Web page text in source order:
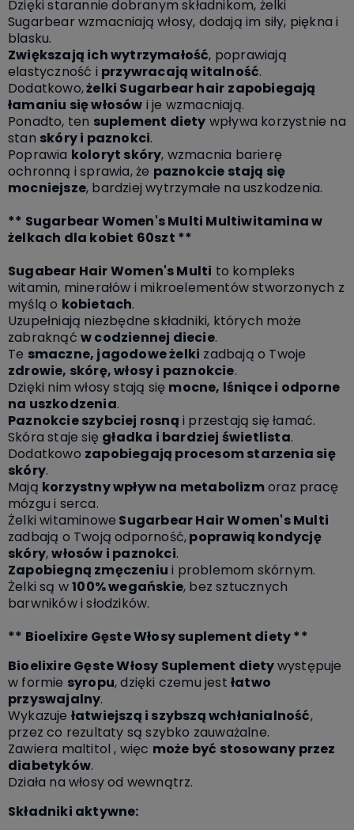
Dzięki starannie dobranym składnikom, żelki
Sugarbear wzmacniają włosy, dodają im siły, piękna i
blasku.
Zwiększają ich wytrzymałość, poprawiają
elastyczność i przywracają witalność.
Dodatkowo,żelki Sugarbear hair zapobiegają
łamaniu się włosów i je wzmacniają.
Ponadto, ten suplement diety wpływa korzystnie na
stan skóry i paznokci.
Poprawia koloryt skóry, wzmacnia barierę
ochronną i sprawia, że paznokcie stają się
mocniejsze, bardziej wytrzymałe na uszkodzenia.
** Sugarbear Women's Multi Multiwitamina w
żelkach dla kobiet 60szt **
Sugabear Hair Women's Multi to kompleks
witamin, minerałów i mikroelementów stworzonych z
myślą o kobietach.
Uzupełniają niezbędne składniki, których może
zabraknąć w codziennej diecie.
Te smaczne, jagodowe żelki zadbają o Twoje
zdrowie, skórę, włosy i paznokcie.
Dzięki nim włosy stają się mocne, lśniące i odporne
na uszkodzenia.
Paznokcie szybciej rosną i przestają się łamać.
Skóra staje się gładka i bardziej świetlista.
Dodatkowo zapobiegają procesom starzenia się
skóry.
Mają korzystny wpływ na metabolizmoraz pracę
mózgu i serca.
Żelki witaminowe Sugarbear Hair Women's Multi
zadbają o Twoją odporność,poprawią kondycję
skóry,włosów i paznokci.
Zapobiegną zmęczeniu i problemom skórnym.
Żelki są w100% wegańskie, bez sztucznych
barwników i słodzików.
** Bioelixire Gęste Włosy suplement diety **
Bioelixire Gęste Włosy Suplement dietywystępuje
w formie syropu, dzięki czemu jestłatwo
przyswajalny.
Wykazuje łatwiejszą i szybszą wchłanialność,
przez co rezultaty są szybko zauważalne.
Zawiera maltitol , więc może być stosowany przez
diabetyków.
Działa na włosy od wewnątrz.
Składniki aktywne: